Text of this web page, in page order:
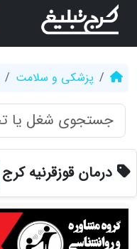
پزشکی و سلامت
درمان قوزقرنیه کرج